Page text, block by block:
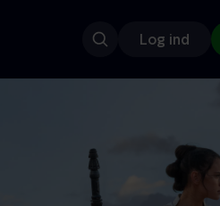
Log ind